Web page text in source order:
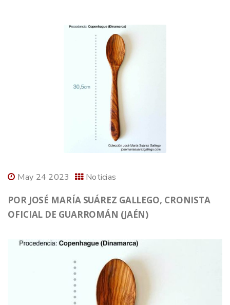
May 24 2023 Noticias
POR JOSÉ MARÍA SUÁREZ GALLEGO, CRONISTA
OFICIAL DE GUARROMÁN (JAÉN)